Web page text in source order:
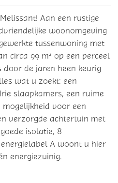
Aan een rustige
woonomgeving
tussenwoning met
circa 99 m² op een perceel
door de jaren heen keurig
wat u zoekt: een
slaapkamers, een ruime
voor een
verzorgde achtertuin met
isolatie, 8
A woont u hier
energiezuinig.